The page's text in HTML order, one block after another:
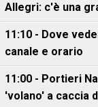
Allegri: c'è una
11:10 - Dove
canale e orario
11:00 - Portieri
'volano' a caccia